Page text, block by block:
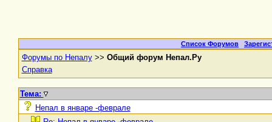
Список Форумов |
Форумы по Непалу>> Общий форум Непал.Ру
Справка
Тема:
Непал в январе -феврале